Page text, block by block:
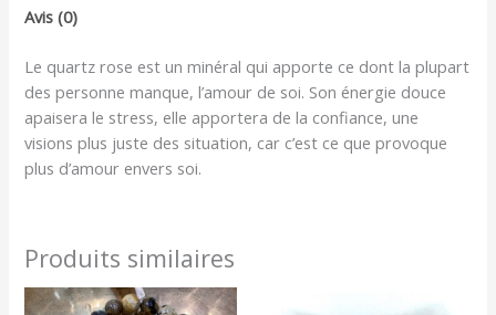
Avis (0)
Le quartz rose est un minéral qui apporte ce dont la plupart
des personne manque, l’amour de soi. Son énergie douce
apaisera le stress, elle apportera de la confiance, une
visions plus juste des situation, car c’est ce que provoque
plus d’amour envers soi.
Produits similaires